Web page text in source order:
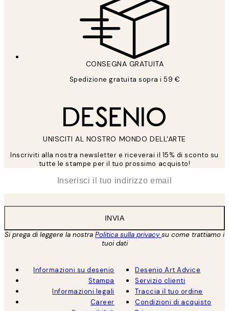
CONSEGNA GRATUITA
Spedizione gratuita sopra i 59 €
UNISCITI AL NOSTRO MONDO DELL'ARTE
Inscriviti alla nostra newsletter e riceverai il 15% di sconto su
tutte le stampe per il tuo prossimo acquisto!
INVIA
Si prega di leggere la nostra Politica sulla privacysu come trattiamo i
tuoi dati
Informazioni su desenio
Stampa
Informazioni legali
Career
Desenio Art Advice
Servizio clienti
Traccia il tuo ordine
Condizioni di acquisto